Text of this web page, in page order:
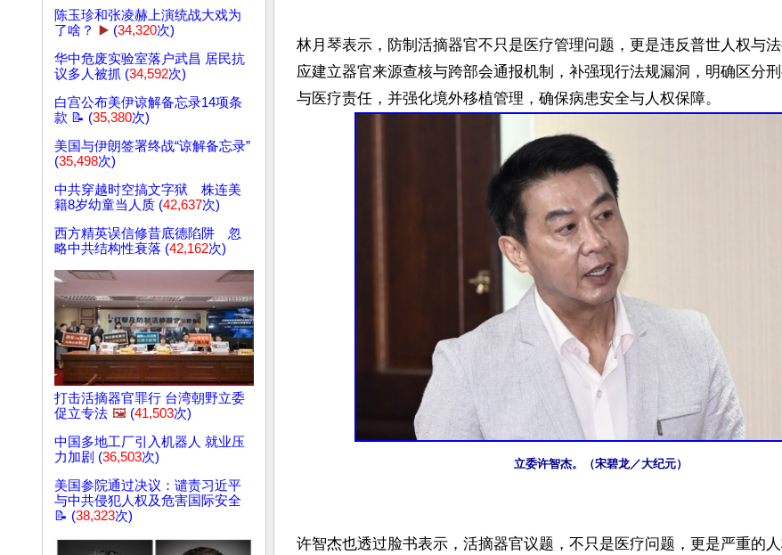
陈玉珍和张凌赫上演统战大戏为
了啥？
▶️ (34,320次)
华中危废实验室落户武昌 居民抗
议多人被抓 (34,592次)
白宫公布美伊谅解备忘录14项条
款 📝 (35,380次)
美国与伊朗签署终战“谅解备忘录”
(35,498次)
中共穿越时空搞文字狱 株连美
籍8岁幼童当人质 (42,637次)
西方精英误信修昔底德陷阱 忽
略中共结构性衰落 (42,162次)
打击活摘器官罪行 台湾朝野立委
促立专法 🖼️ (41,503次)
中国多地工厂引入机器人 就业压
力加剧 (36,503次)
美国参院通过决议：谴责习近平
与中共侵犯人权及危害国际安全
📝 (38,323次)
林月琴表示，防制活摘器官不只是医疗管理问题，更是违反普世人权与
应建立器官来源查核与跨部会通报机制，补强现行法规漏洞，明确区分
立委许智杰。（宋碧龙／大纪元）
许智杰也透过脸书表示，活摘器官议题，不只是医疗问题，更是严重的